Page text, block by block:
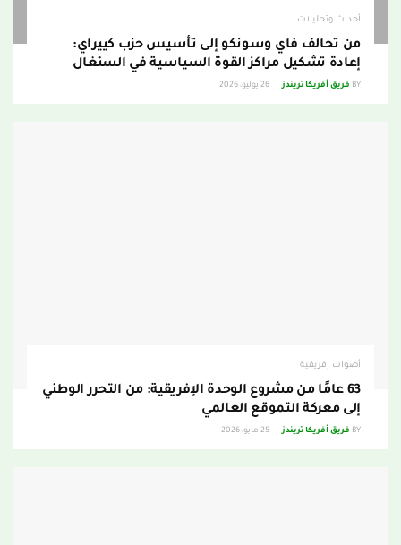
أحداث وتحليلات
من تحالف فاي وسونكو إلى تأسيس حزب كييراي:
إعادة تشكيل مراكز القوة السياسية في السنغال
BY فريق أفريكا تريندز
أصوات إفريقية
63 عامًا من مشروع الوحدة الإفريقية: من التحرر الوطني
إلى معركة التموقع العالمي
BY فريق أفريكا تريندز